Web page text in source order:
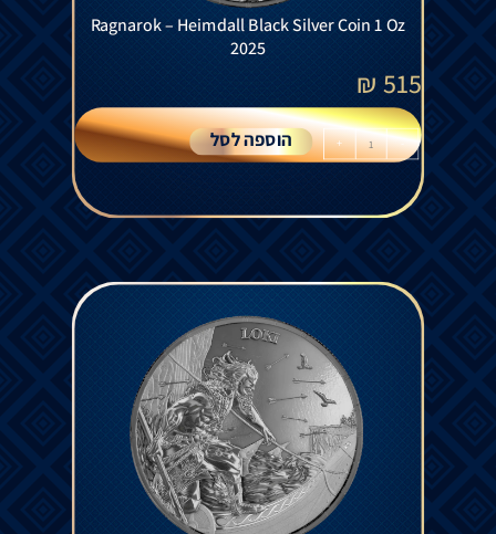
Ragnarok – Heimdall Black Silver Coin 1 Oz
2025
515
₪
-
+ הוספה לסל